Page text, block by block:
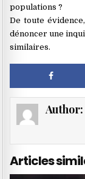
populations ?
De toute
dénoncer une
similaires.
Author:
Articles